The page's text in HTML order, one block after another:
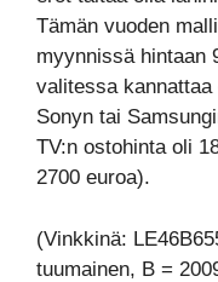
Tämän vuoden
myynnissä hintaan
valitessa
Sonyn tai
TV:n ostohinta oli
2700 euroa).
(Vinkkinä:
tuumainen, B =